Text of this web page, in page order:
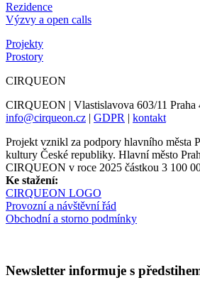
Rezidence
Výzvy a open calls
Projekty
Prostory
CIRQUEON
CIRQUEON | Vlastislavova 603/11 Praha
info@cirqueon.cz | GDPR | kontakt
Projekt vznikl za podpory hlavního města
kultury České republiky. Hlavní město
CIRQUEON v roce 2025 částkou 3 100
Ke stažení:
CIRQUEON LOGO
Provozní a návštěvní řád
Obchodní a storno podmínky
Newsletter informuje s